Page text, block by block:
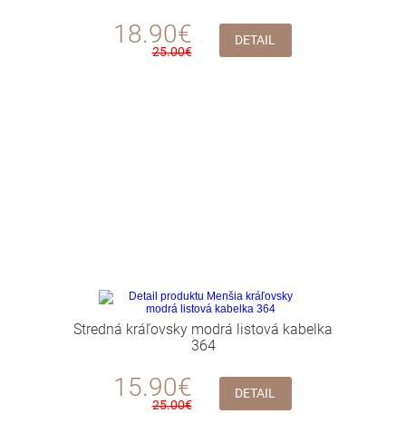
18.90€
25.00€
DETAIL
Stredná kráľovsky modrá listová kabelka
364
15.90€
25.00€
DETAIL